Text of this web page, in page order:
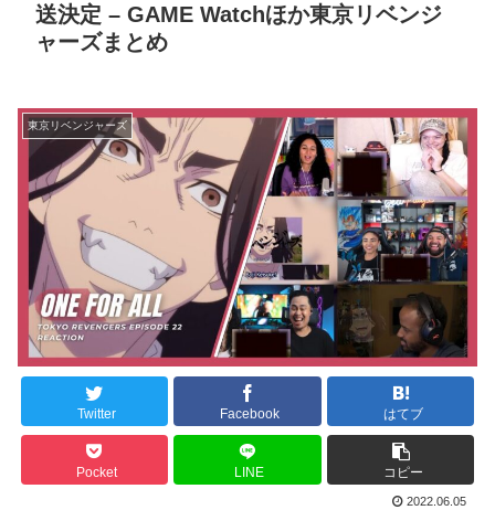
送決定 – GAME Watchほか東京リベンジ
ャーズまとめ
東京リベンジャーズ
Twitter Facebook はてブ
Pocket LINE コピー
2022.06.05